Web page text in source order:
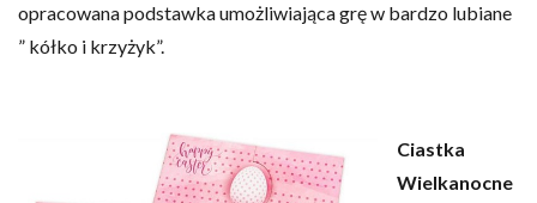
opracowana podstawka umożliwiająca grę w bardzo lubiane
” kółko i krzyżyk”.
Ciastka
Wielkanocne